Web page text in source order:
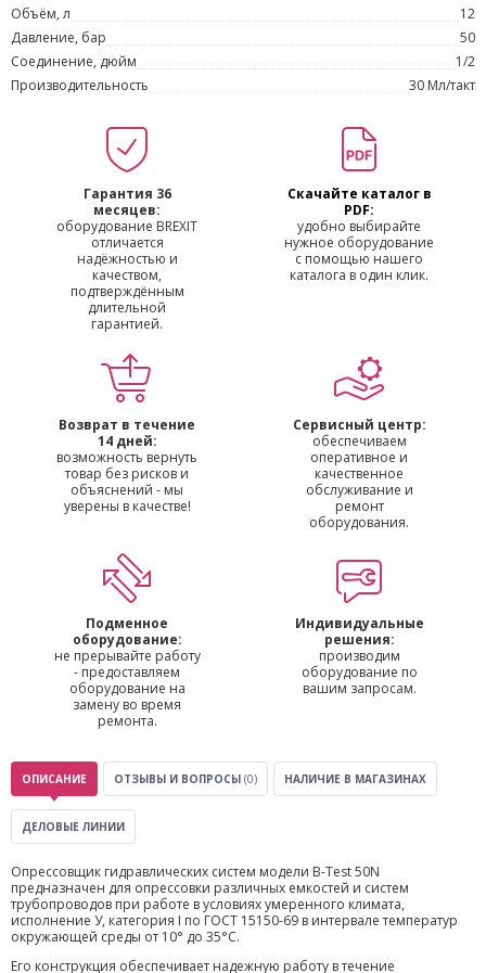
Объём, л
12
Давление, бар
50
Соединение, дюйм
1/2
Производительность
30 Мл/такт
Гарантия 36
месяцев:
оборудование BREXIT
отличается
надёжностью и
качеством,
подтверждённым
длительной
гарантией.
Скачайте каталог в
PDF:
удобно выбирайте
нужное оборудование
с помощью нашего
каталога в один клик.
Возврат в течение
14 дней:
возможность вернуть
товар без рисков и
объяснений - мы
уверены в качестве!
Сервисный центр:
обеспечиваем
оперативное и
качественное
обслуживание и
ремонт
оборудования.
Подменное
оборудование:
не прерывайте работу
- предоставляем
оборудование на
замену во время
ремонта.
Индивидуальные
решения:
производим
оборудование по
вашим запросам.
ОПИСАНИЕ ОТЗЫВЫ И ВОПРОСЫ (0) НАЛИЧИЕ В МАГАЗИНАХ
ДЕЛОВЫЕ ЛИНИИ
Опрессовщик гидравлических систем модели B-Test 50N
предназначен для опрессовки различных емкостей и систем
трубопроводов при работе в условиях умеренного климата,
исполнение У, категория I по ГОСТ 15150-69 в интервале температур
окружающей среды от 10° до 35°С.
Его конструкция обеспечивает надежную работу в течение